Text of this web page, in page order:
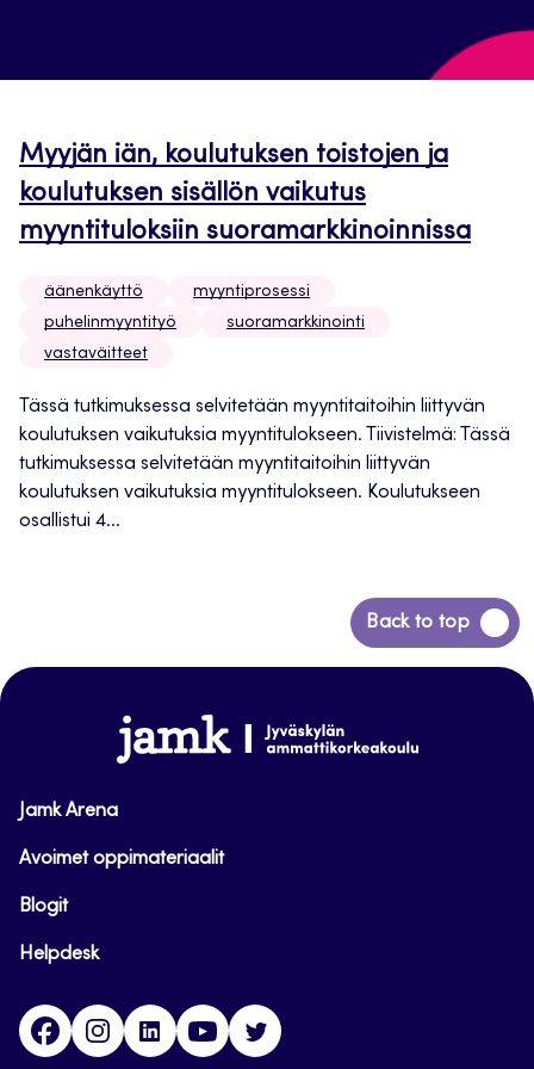
Myyjän iän, koulutuksen toistojen ja
koulutuksen sisällön vaikutus
myyntituloksiin suoramarkkinoinnissa
äänenkäyttö
myyntiprosessi
puhelinmyyntityö
suoramarkkinointi
vastaväitteet
Tässä tutkimuksessa selvitetään myyntitaitoihin liittyvän
koulutuksen vaikutuksia myyntitulokseen. Tiivistelmä: Tässä
tutkimuksessa selvitetään myyntitaitoihin liittyvän
koulutuksen vaikutuksia myyntitulokseen. Koulutukseen
osallistui 4...
Back to top
Back
to
www.jamk.fi
Jamk Arena
Avoimet oppimateriaalit
Blogit
Helpdesk
FacebookInstagram
LinkedInYoutube